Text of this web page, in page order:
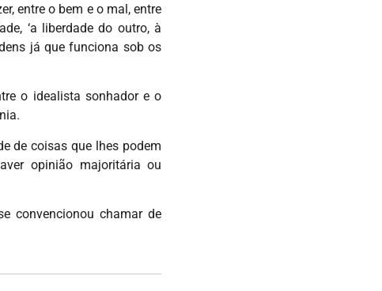
entre o bem e o mal, entre
‘a liberdade do outro, à
já que funciona sob os
o idealista sonhador e o
de coisas que lhes podem
opinião majoritária ou
convencionou chamar de